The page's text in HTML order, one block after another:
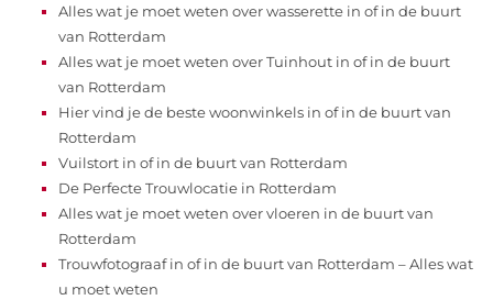
Alles wat je moet weten over wasserette in of in de buurt
van Rotterdam
Alles wat je moet weten over Tuinhout in of in de buurt
van Rotterdam
Hier vind je de beste woonwinkels in of in de buurt van
Rotterdam
Vuilstort in of in de buurt van Rotterdam
De Perfecte Trouwlocatie in Rotterdam
Alles wat je moet weten over vloeren in de buurt van
Rotterdam
Trouwfotograaf in of in de buurt van Rotterdam – Alles wat
u moet weten